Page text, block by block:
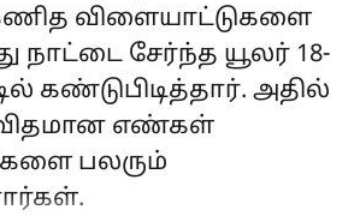
விளையாட்டுகளை
நாட்டை சேர்ந்த யூலர் 18-
கண்டுபிடித்தார். அதில்
விதமான எண்கள்
பலரும்